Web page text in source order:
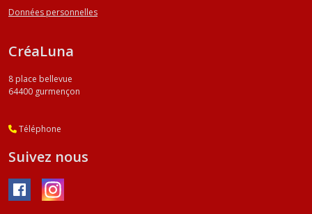
Données personnelles
CréaLuna
8 place bellevue
64400 gurmençon
Téléphone
Suivez nous